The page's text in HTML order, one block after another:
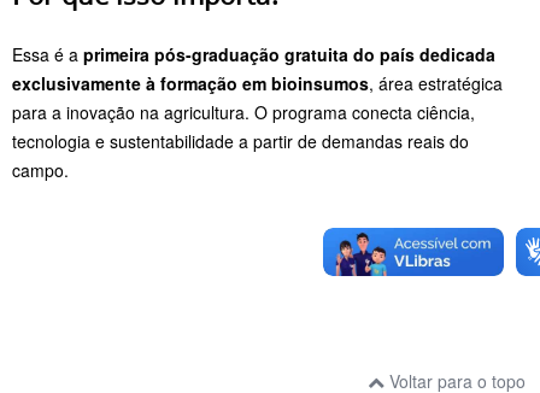
Essa é a primeira pós-graduação gratuita do país dedicada
exclusivamente à formação em bioinsumos, área estratégica
para a inovação na agricultura. O programa conecta ciência,
tecnologia e sustentabilidade a partir de demandas reais do
campo.
Voltar para o topo